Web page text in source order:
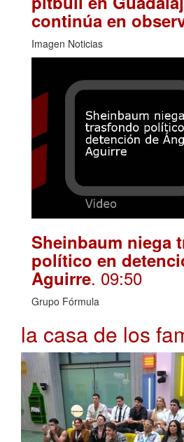
continúa en
Imagen Noticias
Sheinbaum niega
político en
Aguirre. 09:50
Grupo Fórmula
la casa de los